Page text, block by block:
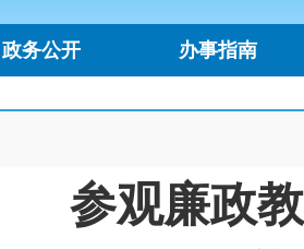
政务公开 办事指南
参观廉政